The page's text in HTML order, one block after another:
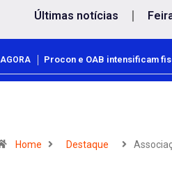
Últimas notícias
AGORA Procon e OAB intensificam
Home Destaque